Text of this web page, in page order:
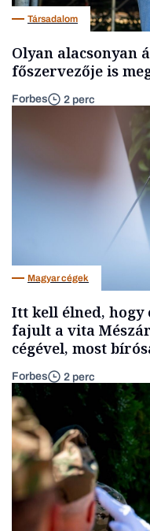
Társadalom
Olyan alacsonyan
főszervezője is
Forbes 2 perc
Magyar cégek
Itt kell élned,
fajult a vita
cégével, most
Forbes 2 perc